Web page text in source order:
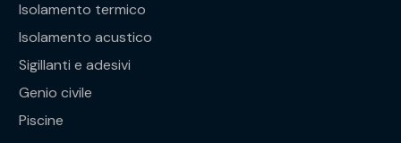
Isolamento termico
Isolamento acustico
Sigillanti e adesivi
Genio civile
Piscine